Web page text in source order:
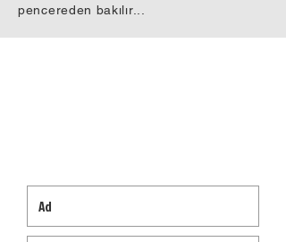
pencereden bakılır...